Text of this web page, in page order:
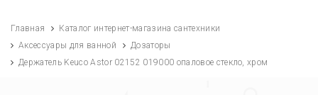
Главная
Каталог интернет-магазина сантехники
Аксессуары для ванной
Дозаторы
Держатель Keuco Astor 02152 019000 опаловое стекло, хром